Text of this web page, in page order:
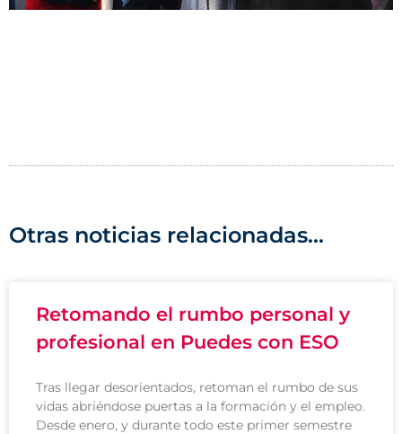
Otras noticias relacionadas...
Retomando el rumbo personal y
profesional en Puedes con ESO
Tras llegar desorientados, retoman el rumbo de sus
vidas abriéndose puertas a la formación y el empleo.
Desde enero, y durante todo este primer semestre